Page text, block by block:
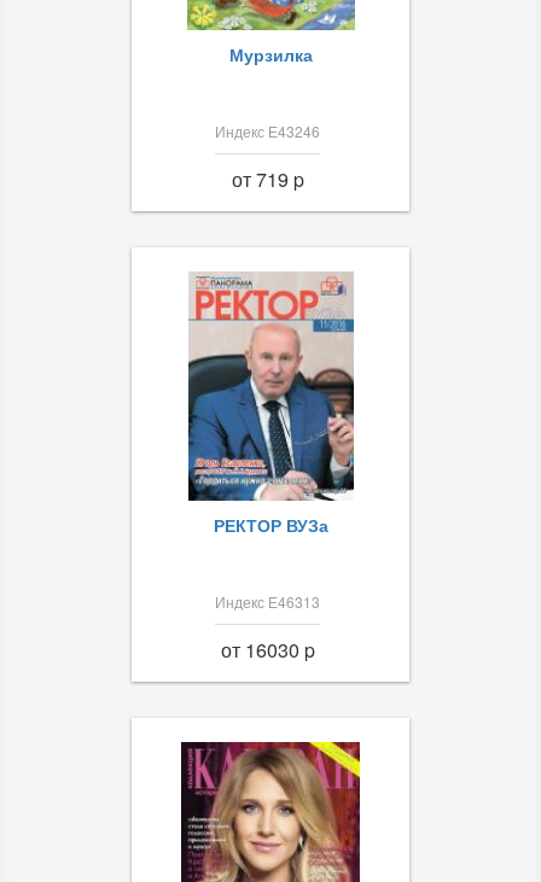
Мурзилка
Индекс Е43246
от 719 p
РЕКТОР ВУЗа
Индекс Е46313
от 16030 p